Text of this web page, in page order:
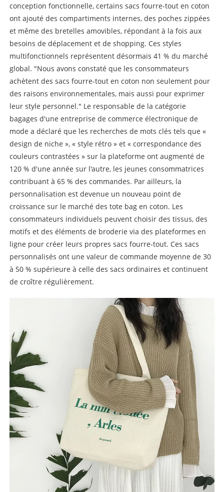
conception fonctionnelle, certains sacs fourre-tout en coton
ont ajouté des compartiments internes, des poches zippées
et même des bretelles amovibles, répondant à la fois aux
besoins de déplacement et de shopping. Ces styles
multifonctionnels représentent désormais 41 % du marché
global. "Nous avons constaté que les consommateurs
achètent des sacs fourre-tout en coton non seulement pour
des raisons environnementales, mais aussi pour exprimer
leur style personnel." Le responsable de la catégorie
bagages d'une entreprise de commerce électronique de
mode a déclaré que les recherches de mots clés tels que «
design de niche », « style rétro » et « correspondance des
couleurs contrastées » sur la plateforme ont augmenté de
120 % d'une année sur l'autre, les jeunes consommatrices
contribuant à 65 % des commandes. Par ailleurs, la
personnalisation est devenue un nouveau point de
croissance sur le marché des tote bag en coton. Les
consommateurs individuels peuvent choisir des tissus, des
motifs et des éléments de broderie via des plateformes en
ligne pour créer leurs propres sacs fourre-tout. Ces sacs
personnalisés ont une valeur de commande moyenne de 30
à 50 % supérieure à celle des sacs ordinaires et continuent
de croître régulièrement.